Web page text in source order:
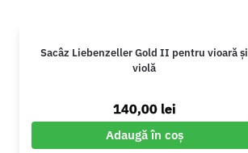
Sacâz Liebenzeller Gold II pentru vioară și
violă
140,00 lei
Adaugă în coș